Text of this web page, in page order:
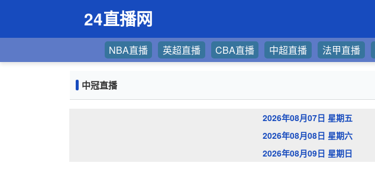
24直播网
NBA直播 英超直播 CBA直播 中超直播 法甲直播
中冠直播
2026年08月07日 星期五
2026年08月08日 星期六
2026年08月09日 星期日